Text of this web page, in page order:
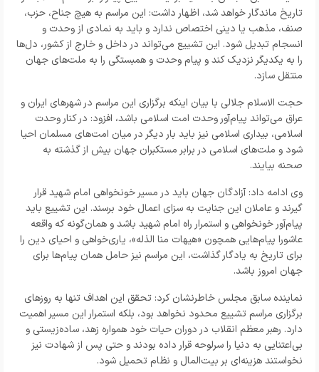
تاریخ ماندگار خواهد شد، اظهار داشت: این مراسم به هیچ جناح، حزب،
صنف، مذهب یا دینی اختصاص ندارد و باید به نمادی از وحدت و
انسجام تبدیل شود. این تشییع می‌تواند در داخل و خارج از کشور، دل‌ها
را به یکدیگر نزدیک کند و پیام وحدت و همبستگی را به ملت‌های جهان
منتقل سازد.
حجت الاسلام جلالی با بیان اینکه برگزاری این مراسم در شهرهای ایران و
عراق می‌تواند پیام‌آور وحدت امت اسلامی باشد، افزود: در کنار وحدت
اسلامی، بیداری اسلامی نیز باید بار دیگر در میان امت‌های مسلمان احیا
شود و ملت‌های اسلامی در برابر مستکبران جهان بیش از گذشته به
صحنه بیایند.
وی ادامه داد: آزادگان جهان باید در مسیر خونخواهی امام شهید قرار
گیرند و عاملان این جنایت به سزای اعمال خود برسند. این تشییع باید
پیام‌آور خونخواهی و استمرار راه امام شهید باشد و همان‌گونه که واقعه
عاشورا پیام‌هایی همچون «هیهات منا الذله»، یاری‌خواهی و احیای دین را
برای تاریخ به یادگار گذاشت، این مراسم نیز حامل همان پیام‌ها برای
جهان امروز باشد.
نماینده سابق مجلس خاطرنشان کرد: تحقق این اهداف تنها به روزهای
برگزاری مراسم تشییع محدود نخواهد بود، بلکه استمرار این مسیر اهمیت
دارد. رهبر معظم انقلاب در دوران حیات خود همواره زهد، ساده‌زیستی و
بی‌اعتنایی به دنیا را سرلوحه قرار داده بودند و حتی پس از شهادت نیز
نخواستند هزینه‌ای بر بیت‌المال و نظام تحمیل شود.